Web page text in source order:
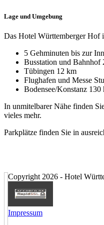
Lage und Umgebung
Das Hotel Württemberger Hof
5 Gehminuten bis zur
Busstation und Bahnhof
Tübingen 12 km
Flughafen und Messe
Bodensee/Konstanz 130
In unmitelbarer Nähe finden
vieles mehr.
Parkplätze finden Sie in
Copyright 2026 - Hotel
Impressum